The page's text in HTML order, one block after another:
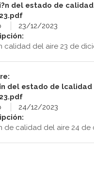
del estado de
23/12/2023
calidad del aire 23 de
del estado de lcalidad
24/12/2023
de calidad del aire 24 de